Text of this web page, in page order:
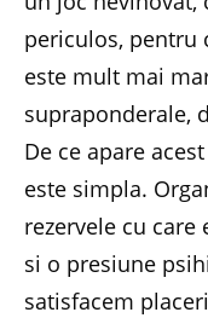
periculos, pentru
este mult mai
supraponderale,
De ce apare
este simpla.
rezervele cu care
si o presiune
satisfacem